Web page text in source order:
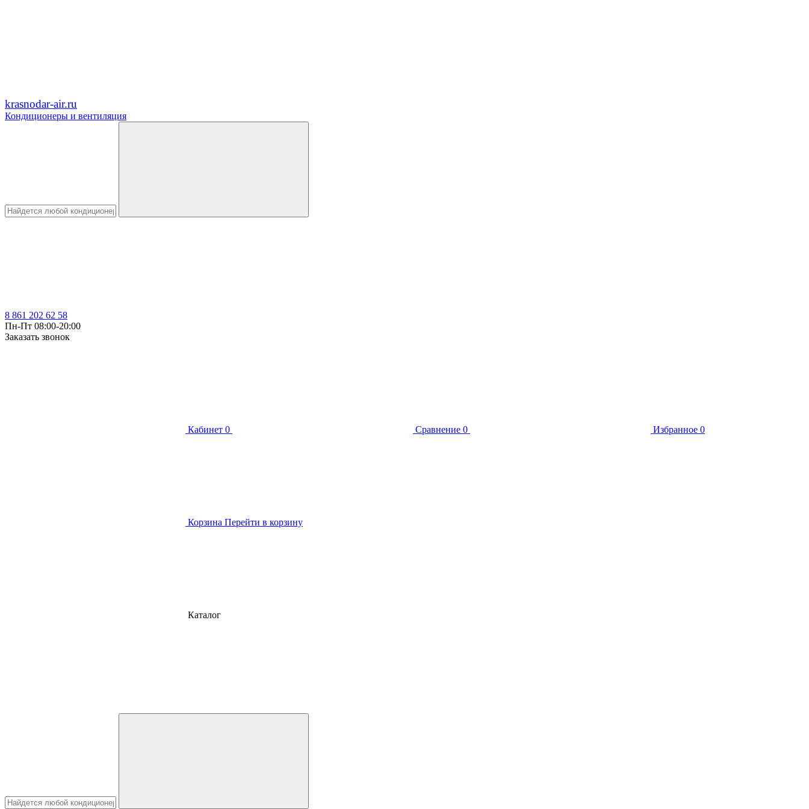
krasnodar-air.ru
Кондиционеры и вентиляция
8 861 202 62 58
Пн-Пт 08:00-20:00
Заказать звонок
Кабинет 0 Сравнение 0 Избранное 0
Корзина Перейти в корзину
Каталог